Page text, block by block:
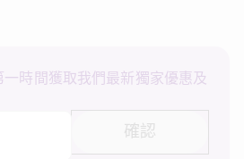
時間獲取我們最新獨家優惠及
確認